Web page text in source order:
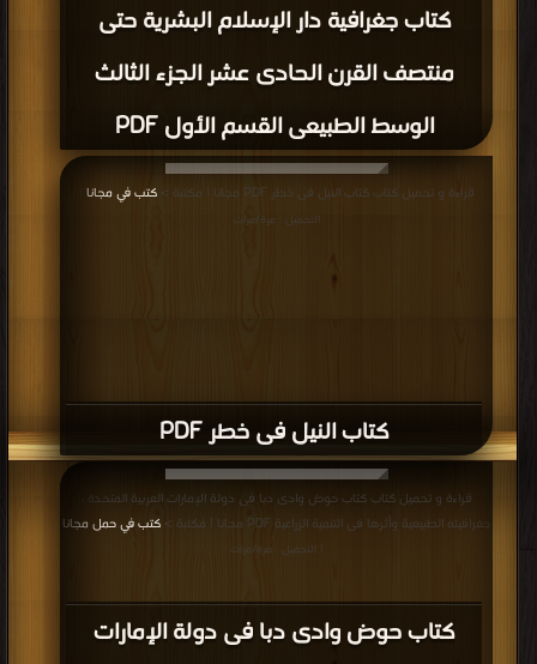
كتاب جغرافية دار الإسلام البشرية حتى
منتصف القرن الحادى عشر الجزء الثالث
الوسط الطبيعى القسم الأول PDF
كتاب النيل فى خطر PDF
قراءة و تحميل كتاب كتاب النيل فى خطر PDF مجانا | مكتبة > كتب في مجانا
التحميل : مرة/مرات
كتاب حوض وادى دبا فى دولة الإمارات
قراءة و تحميل كتاب كتاب حوض وادى دبا فى دولة الإمارات العربية المتحدة ،
جغرافيته الطبيعية وأثرها فى التنمية الزراعية PDF مجانا | مكتبة >
كتب في حمل مجانا
| التحميل : مرة/مرات